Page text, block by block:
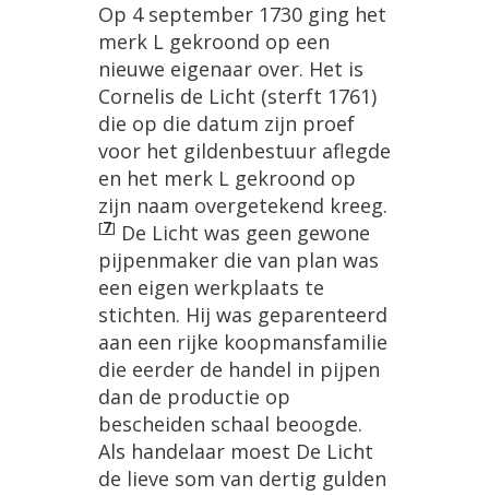
Op 4 september 1730 ging het
merk L gekroond op een
nieuwe eigenaar over. Het is
Cornelis de Licht (sterft 1761)
die op die datum zijn proef
voor het gildenbestuur aflegde
en het merk L gekroond op
zijn naam overgetekend kreeg.
[7] De Licht was geen gewone
pijpenmaker die van plan was
een eigen werkplaats te
stichten. Hij was geparenteerd
aan een rijke koopmansfamilie
die eerder de handel in pijpen
dan de productie op
bescheiden schaal beoogde.
Als handelaar moest De Licht
de lieve som van dertig gulden